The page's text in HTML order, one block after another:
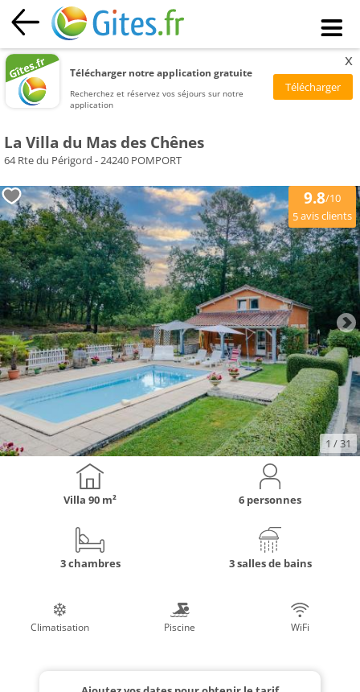
Télécharger notre application gratuite
Recherchez et réservez vos séjours sur notre
application
x
La Villa du Mas des Chênes
64 Rte du Périgord - 24240 POMPORT
9.8/10
5avis clients
1 / 31
Villa 90 m² 6 personnes
3 chambres 3 salles de bains
Climatisation Piscine WiFi